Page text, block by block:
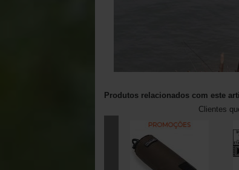
Produtos relacionados com este
Clientes